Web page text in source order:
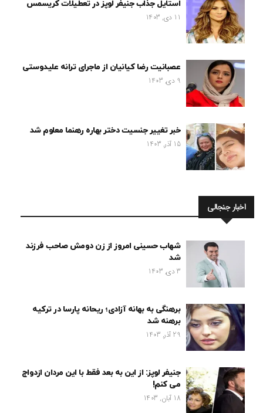
استایل جذاب جنیفر لوپز در تعطیلات کریسمس
11 دی, 1403
عصبانیت رضا کیانیان از ماجرای ترانه علیدوستی
9 دی, 1403
خبر تغییر جنسیت دختر بهاره رهنما معلوم شد
15 آذر, 1403
اخبار جنجالی
شهاب حسینی امروز از زن دومش صاحب فرزند
شد
3 دی, 1403
برهنگی به بهانه آزادی؛ ریحانه پارسا در ترکیه
برهنه شد
29 آذر, 1403
جنیفر لوپز: از این به بعد فقط با این مردان ازدواج
می کنم!
18 آبان, 1403